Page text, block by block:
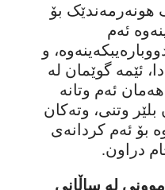
هونەرمەندێک بۆ
ئەم
و
ئێمە گوێمان لە
ئەم وتانە
وتنی، وتەکان
بۆ ئەم کردانەی
دراون.
لە ساڵانی